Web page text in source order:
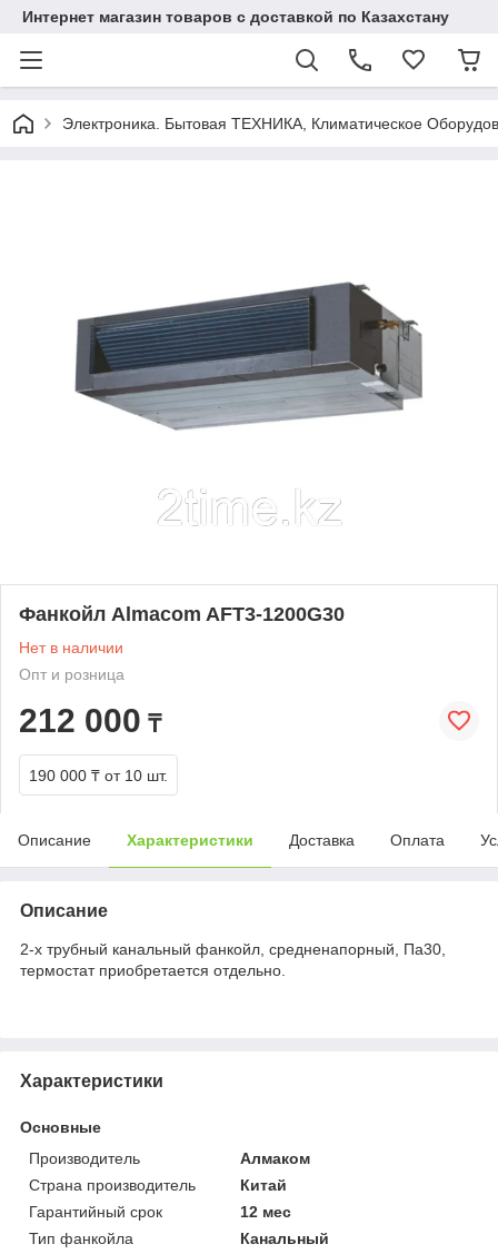
Интернет магазин товаров с доставкой по Казахстану
Электроника. Бытовая ТЕХНИКА, Климатическое
Фанкойл Almacom AFT3-1200G30
Нет в наличии
Опт и розница
212 000 ₸
190 000 ₸ от 10 шт.
Описание Характеристики Доставка Оплата
Описание
2-х трубный канальный фанкойл, средненапорный, Па30,
термостат приобретается отдельно.
Характеристики
Основные
Производитель
Алмаком
Страна производитель
Китай
Гарантийный срок
12 мес
Тип фанкойла
Канальный